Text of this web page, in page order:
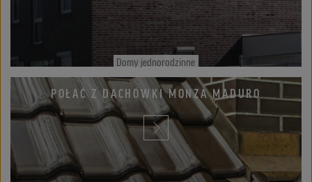
Domy jednorodzinne
POŁAĆ Z DACHÓWKI MONZA MADURO